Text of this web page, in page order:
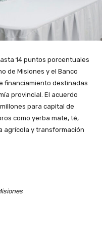
14 puntos porcentuales
de Misiones y el Banco
financiamiento destinadas
provincial. El acuerdo
para capital de
como yerba mate, té,
agrícola y transformación